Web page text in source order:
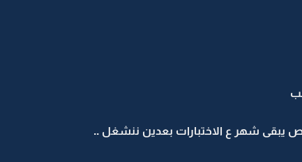
يبقى شهر ع الاختبارات بعدين ننشغل ..